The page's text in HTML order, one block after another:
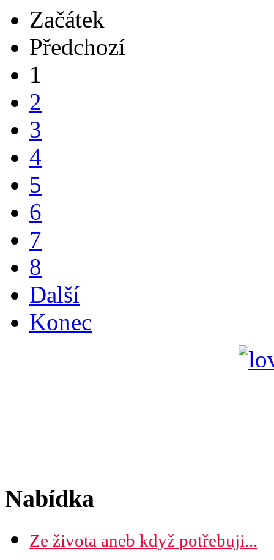
Začátek
Předchozí
1
2
3
4
5
6
7
8
Další
Konec
Nabídka
Ze života aneb když potřebuji...